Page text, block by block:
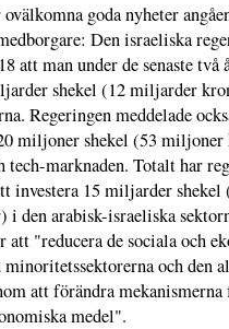
goda nyheter
Den israeliska
att man under de senaste två
shekel (12 miljarder
Regeringen meddelade
miljoner shekel (53
tech-marknaden. Totalt har
investera 15 miljarder shekel
i den arabisk-israeliska
att "reducera de sociala och
och den
att förändra
medel".